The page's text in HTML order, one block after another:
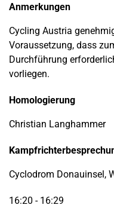
Anmerkungen
Cycling Austria
Voraussetzung, dass
Durchführung
vorliegen.
Homologierung
Christian Langhammer
Cyclodrom Donauinsel,
16:20 - 16:29